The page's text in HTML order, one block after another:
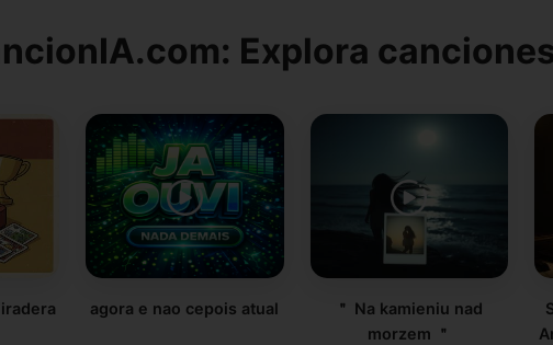
Explora
agora e nao cepois atual
＂ Na kamieniu nad
morzem ＂